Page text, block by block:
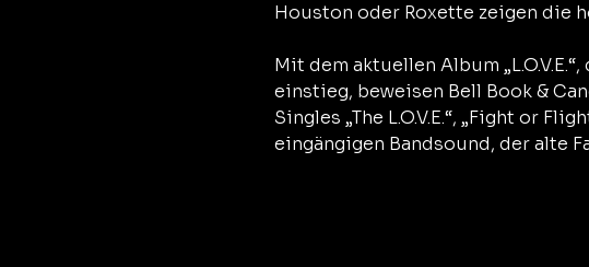
Houston oder Roxette zeigen die
Mit dem aktuellen Album
einstieg, beweisen Bell Book &
Singles „The L.O.V.E.“, „Fight or
eingängigen Bandsound, der alte